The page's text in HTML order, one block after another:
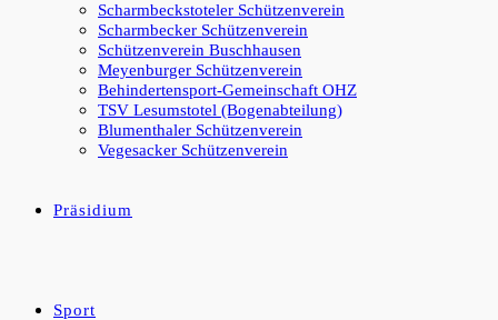
Scharmbeckstoteler Schützenverein
Scharmbecker Schützenverein
Schützenverein Buschhausen
Meyenburger Schützenverein
Behindertensport-Gemeinschaft OHZ
TSV Lesumstotel (Bogenabteilung)
Blumenthaler Schützenverein
Vegesacker Schützenverein
Präsidium
Sport